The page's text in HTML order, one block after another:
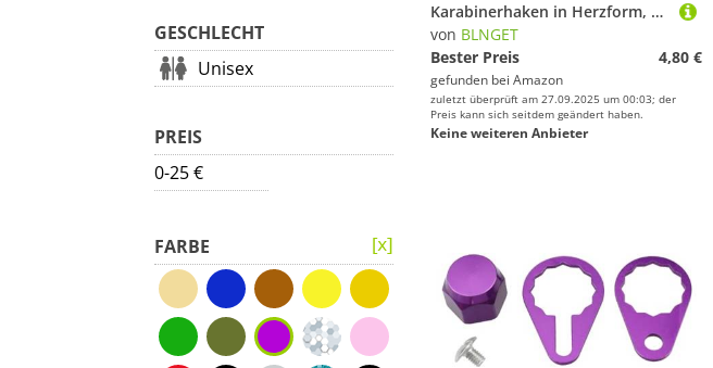
GESCHLECHT
Unisex
PREIS
0-25 €
FARBE
Karabinerhaken in Herzform, Aluminiumlegierung, Schlüsselanhänger, Feder-Karabinerhaken, Camping-Rucksäcke, robustes Aluminium, herzförmiger Clip, Outdoor, Camping, Wandern, Reisen
von BLNGET
Bester Preis
4,80 €
gefunden bei Amazon
zuletzt überprüft am 27.09.2025 um 00:03; der
Preis kann sich seitdem geändert haben.
Keine weiteren Anbieter